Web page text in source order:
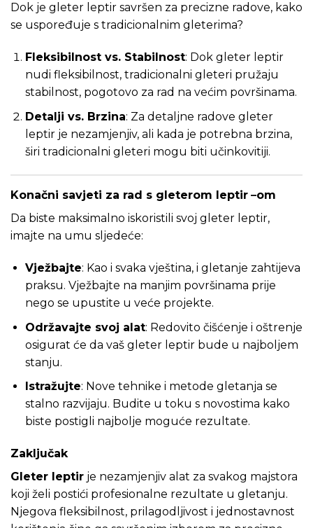
Dok je gleter leptir savršen za precizne radove, kako
se uspoređuje s tradicionalnim gleterima?
Fleksibilnost vs. Stabilnost: Dok gleter leptir
nudi fleksibilnost, tradicionalni gleteri pružaju
stabilnost, pogotovo za rad na većim površinama.
Detalji vs. Brzina: Za detaljne radove gleter
leptir je nezamjenjiv, ali kada je potrebna brzina,
širi tradicionalni gleteri mogu biti učinkovitiji.
Konačni savjeti za rad s gleterom leptir –om
Da biste maksimalno iskoristili svoj gleter leptir,
imajte na umu sljedeće:
Vježbajte: Kao i svaka vještina, i gletanje zahtijeva
praksu. Vježbajte na manjim površinama prije
nego se upustite u veće projekte.
Održavajte svoj alat: Redovito čišćenje i oštrenje
osigurat će da vaš gleter leptir bude u najboljem
stanju.
Istražujte: Nove tehnike i metode gletanja se
stalno razvijaju. Budite u toku s novostima kako
biste postigli najbolje moguće rezultate.
Zaključak
Gleter leptir je nezamjenjiv alat za svakog majstora
koji želi postići profesionalne rezultate u gletanju.
Njegova fleksibilnost, prilagodljivost i jednostavnost